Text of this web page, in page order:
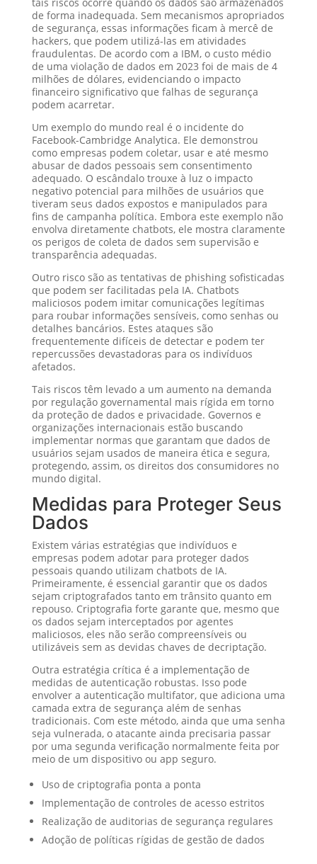
tais riscos ocorre quando os dados são armazenados
de forma inadequada. Sem mecanismos apropriados
de segurança, essas informações ficam à mercê de
hackers, que podem utilizá-las em atividades
fraudulentas. De acordo com a IBM, o custo médio
de uma violação de dados em 2023 foi de mais de 4
milhões de dólares, evidenciando o impacto
financeiro significativo que falhas de segurança
podem acarretar.
Um exemplo do mundo real é o incidente do
Facebook-Cambridge Analytica. Ele demonstrou
como empresas podem coletar, usar e até mesmo
abusar de dados pessoais sem consentimento
adequado. O escândalo trouxe à luz o impacto
negativo potencial para milhões de usuários que
tiveram seus dados expostos e manipulados para
fins de campanha política. Embora este exemplo não
envolva diretamente chatbots, ele mostra claramente
os perigos de coleta de dados sem supervisão e
transparência adequadas.
Outro risco são as tentativas de phishing sofisticadas
que podem ser facilitadas pela IA. Chatbots
maliciosos podem imitar comunicações legítimas
para roubar informações sensíveis, como senhas ou
detalhes bancários. Estes ataques são
frequentemente difíceis de detectar e podem ter
repercussões devastadoras para os indivíduos
afetados.
Tais riscos têm levado a um aumento na demanda
por regulação governamental mais rígida em torno
da proteção de dados e privacidade. Governos e
organizações internacionais estão buscando
implementar normas que garantam que dados de
usuários sejam usados de maneira ética e segura,
protegendo, assim, os direitos dos consumidores no
mundo digital.
Medidas para Proteger Seus
Dados
Existem várias estratégias que indivíduos e
empresas podem adotar para proteger dados
pessoais quando utilizam chatbots de IA.
Primeiramente, é essencial garantir que os dados
sejam criptografados tanto em trânsito quanto em
repouso. Criptografia forte garante que, mesmo que
os dados sejam interceptados por agentes
maliciosos, eles não serão compreensíveis ou
utilizáveis sem as devidas chaves de decriptação.
Outra estratégia crítica é a implementação de
medidas de autenticação robustas. Isso pode
envolver a autenticação multifator, que adiciona uma
camada extra de segurança além de senhas
tradicionais. Com este método, ainda que uma senha
seja vulnerada, o atacante ainda precisaria passar
por uma segunda verificação normalmente feita por
meio de um dispositivo ou app seguro.
Uso de criptografia ponta a ponta
Implementação de controles de acesso estritos
Realização de auditorias de segurança regulares
Adoção de políticas rígidas de gestão de dados